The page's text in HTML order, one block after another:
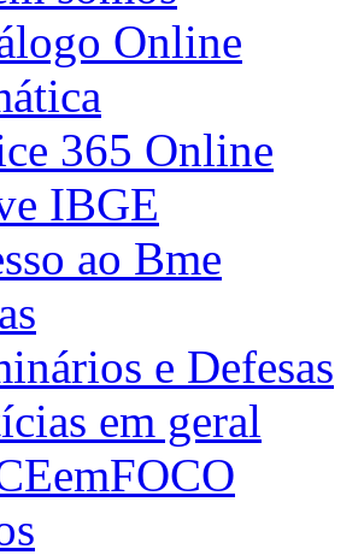
Online
365 Online
IBGE
ao Bme
e Defesas
em geral